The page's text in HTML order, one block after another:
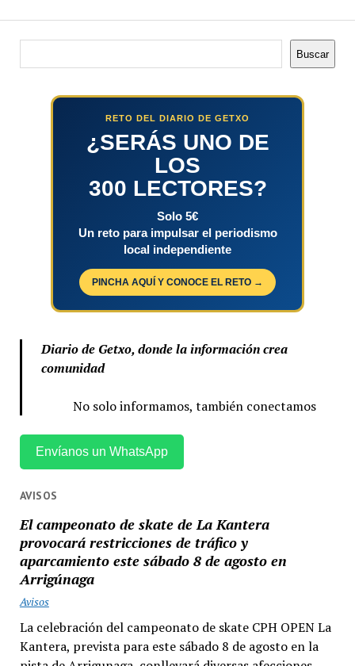
Buscar
RETO DEL DIARIO DE GETXO
¿SERÁS UNO DE
LOS
300 LECTORES?
Solo 5€
Un reto para impulsar el periodismo
local independiente
PINCHA AQUÍ Y CONOCE EL RETO →
Diario de Getxo, donde la información crea
comunidad
No solo informamos, también conectamos
Envíanos un WhatsApp
AVISOS
El campeonato de skate de La Kantera
provocará restricciones de tráfico y
aparcamiento este sábado 8 de agosto en
Arrigúnaga
Avisos
La celebración del campeonato de skate CPH OPEN La
Kantera, prevista para este sábado 8 de agosto en la